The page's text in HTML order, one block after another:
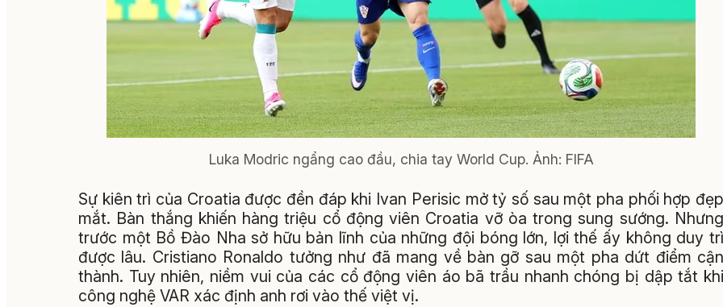
Luka Modric ngẩng cao đầu, chia tay World Cup. Ảnh: FIFA
Sự kiên trì của Croatia được đền đáp khi Ivan Perisic mở tỷ số sau một pha phối hợp đẹp
mắt. Bàn thắng khiến hàng triệu cổ động viên Croatia vỡ òa trong sung sướng. Nhưng
trước một Bồ Đào Nha sở hữu bản lĩnh của những đội bóng lớn, lợi thế ấy không duy trì
được lâu. Cristiano Ronaldo tưởng như đã mang về bàn gỡ sau một pha dứt điểm cận
thành. Tuy nhiên, niềm vui của các cổ động viên áo bã trầu nhanh chóng bị dập tắt khi
công nghệ VAR xác định anh rơi vào thế việt vị.